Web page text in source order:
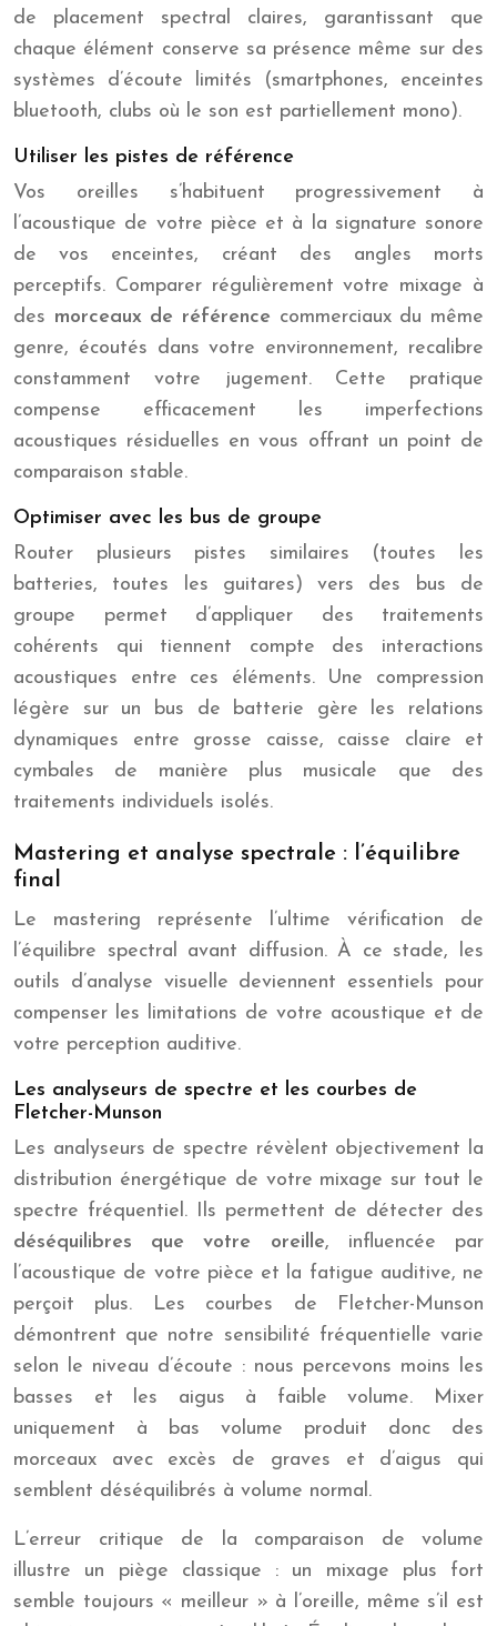
de placement spectral claires, garantissant que
chaque élément conserve sa présence même sur des
systèmes d’écoute limités (smartphones, enceintes
bluetooth, clubs où le son est partiellement mono).
Utiliser les pistes de référence
Vos oreilles s’habituent progressivement à
l’acoustique de votre pièce et à la signature sonore
de vos enceintes, créant des angles morts
perceptifs. Comparer régulièrement votre mixage à
des morceaux de référence commerciaux du même
genre, écoutés dans votre environnement, recalibre
constamment votre jugement. Cette pratique
compense efficacement les imperfections
acoustiques résiduelles en vous offrant un point de
comparaison stable.
Optimiser avec les bus de groupe
Router plusieurs pistes similaires (toutes les
batteries, toutes les guitares) vers des bus de
groupe permet d’appliquer des traitements
cohérents qui tiennent compte des interactions
acoustiques entre ces éléments. Une compression
légère sur un bus de batterie gère les relations
dynamiques entre grosse caisse, caisse claire et
cymbales de manière plus musicale que des
traitements individuels isolés.
Mastering et analyse spectrale : l’équilibre
final
Le mastering représente l’ultime vérification de
l’équilibre spectral avant diffusion. À ce stade, les
outils d’analyse visuelle deviennent essentiels pour
compenser les limitations de votre acoustique et de
votre perception auditive.
Les analyseurs de spectre et les courbes de
Fletcher-Munson
Les analyseurs de spectre révèlent objectivement la
distribution énergétique de votre mixage sur tout le
spectre fréquentiel. Ils permettent de détecter des
déséquilibres que votre oreille, influencée par
l’acoustique de votre pièce et la fatigue auditive, ne
perçoit plus. Les courbes de Fletcher-Munson
démontrent que notre sensibilité fréquentielle varie
selon le niveau d’écoute : nous percevons moins les
basses et les aigus à faible volume. Mixer
uniquement à bas volume produit donc des
morceaux avec excès de graves et d’aigus qui
semblent déséquilibrés à volume normal.
L’erreur critique de la comparaison de volume
illustre un piège classique : un mixage plus fort
semble toujours « meilleur » à l’oreille, même s’il est